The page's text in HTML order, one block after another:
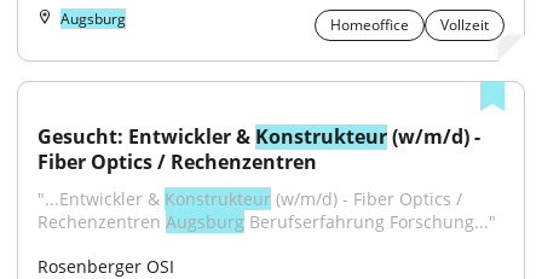
Augsburg Homeoffice Vollzeit
Gesucht: Entwickler & Konstrukteur (w/m/d) -
Fiber Optics / Rechenzentren
"...Entwickler & Konstrukteur (w/m/d) - Fiber Optics /
Rechenzentren Augsburg Berufserfahrung Forschung..."
Rosenberger OSI